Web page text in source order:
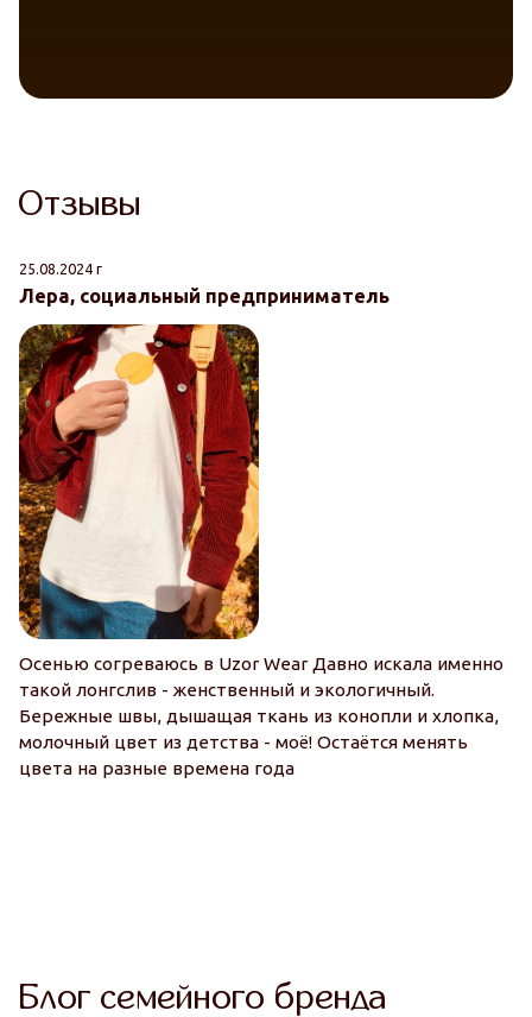
Отзывы
25.08.2024 г
Лера, социальный предприниматель
Осенью согреваюсь в Uzor Wear Давно искала именно
такой лонгслив - женственный и экологичный.
Бережные швы, дышащая ткань из конопли и хлопка,
молочный цвет из детства - моё! Остаётся менять
цвета на разные времена года
Блог семейного бренда